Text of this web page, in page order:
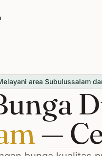
area Subulussalam
—